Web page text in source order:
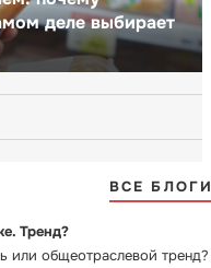
деле выбирает
ВСЕ
Тренд?
или общеотраслевой тренд?